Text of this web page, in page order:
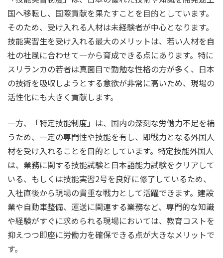
国へ移転し、国際貢献を果たすことを目的としています。
そのため、受け入れる人材は未経験者が中心となります。
技能実習生を受け入れる最大のメリットは、若い人材を自
社の社風に合わせて一から育成できる点にあります。特に
スリランカの若者は真面目で勤勉な性格の方が多く、日本
の技術を吸収しようとする意欲が非常に高いため、現場の
活性化にも大きく貢献します。
一方、「特定技能制度」は、国内の深刻な労働力不足を補
うため、一定の専門性や技能を有し、即戦力となる外国人
材を受け入れることを目的としています。特定技能外国人
は、業務に関する技能試験と日本語能力試験をクリアして
いる、もしくは技能実習2号を良好に修了しているため、
入社直後から現場の貴重な戦力として活躍できます。建設
業や自動車整備、運送に関連する業務など、専門的な知識
や経験がすぐに求められる現場においては、教育コストを
抑えつつ即座に労働力を確保できる点が大きなメリットで
す。